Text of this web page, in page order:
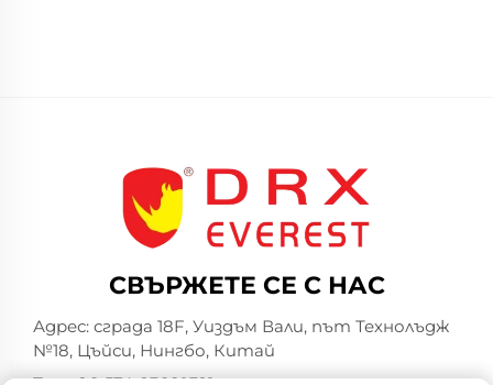
СВЪРЖЕТЕ СЕ С НАС
Адрес: сграда 18F, Уиздъм Вали, път Технолъдж
№18, Цъйси, Нингбо, Китай